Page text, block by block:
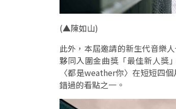
(▲陳如山)
此外，本屆邀請的新生代音樂
夥同入圍金曲獎「最佳新人獎
〈都是weather你〉在短短四
錯過的看點之一。